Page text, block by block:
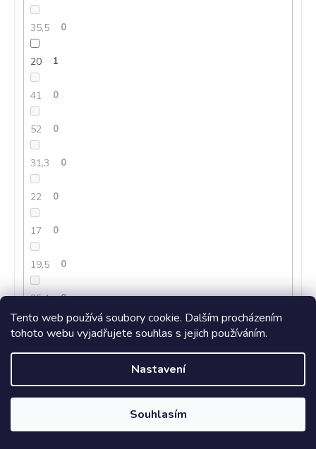
Tento web používá soubory cookie. Dalším procházením
tohoto webu vyjadřujete souhlas s jejich používáním.
Nastavení
Souhlasím
35,5 0
20 1
41 0
52 0
31,3 0
22 0
17 0
19,5 0
25,4 0
18 0
12 0
42 0